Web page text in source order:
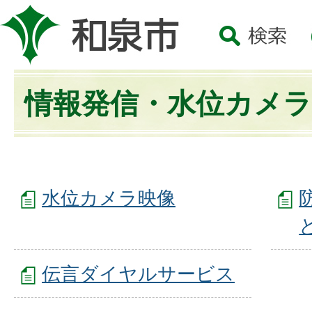
情報発信・水位カメ
水位カメラ映像
伝言ダイヤルサービス